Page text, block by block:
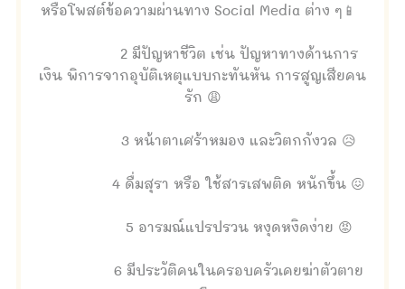
หรือโพสต์ข้อความผ่านทาง Social Media ต่าง ๆ📱
2 มีปัญหาชีวิต เช่น ปัญหาทางด้านการ
เงิน พิการจากอุบัติเหตุแบบกะทันหัน การสูญเสียคน
รัก 😩
3 หน้าตาเศร้าหมอง และวิตกกังวล 😥
4 ดื่มสุรา หรือ ใช้สารเสพติด หนักขึ้น 😖
5 อารมณ์แปรปรวน หงุดหงิดง่าย 😡
6 มีประวัติคนในครอบครัวเคยฆ่าตัวตาย